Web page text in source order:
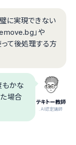
に実現できない
」や
て後処理する方
テキトー教師
.AI認定講師
もかな
場合